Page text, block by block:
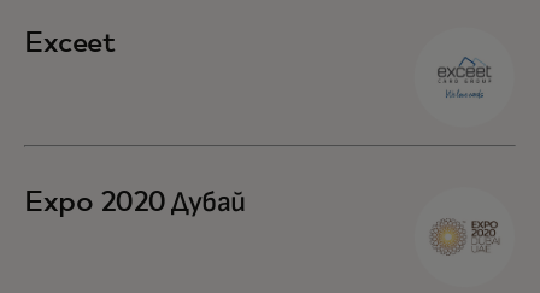
Exceet
Expo 2020 Дубай